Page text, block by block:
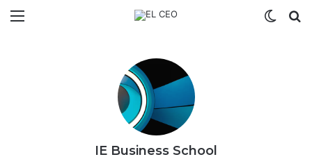
IE Business School